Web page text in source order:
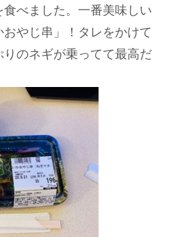
べました。一番美味しい
やじ串」！タレをかけて
のネギが乗ってて最高だ